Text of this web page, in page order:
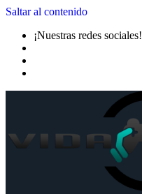
Saltar al contenido
¡Nuestras redes sociales!